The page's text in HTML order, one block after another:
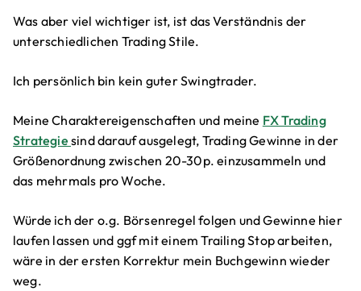
Was aber viel wichtiger ist, ist das Verständnis der
unterschiedlichen Trading Stile.
Ich persönlich bin kein guter Swingtrader.
Meine Charaktereigenschaften und meine FX Trading
Strategie sind darauf ausgelegt, Trading Gewinne in der
Größenordnung zwischen 20-30p. einzusammeln und
das mehrmals pro Woche.
Würde ich der o.g. Börsenregel folgen und Gewinne hier
laufen lassen und ggf mit einem Trailing Stop arbeiten,
wäre in der ersten Korrektur mein Buchgewinn wieder
weg.